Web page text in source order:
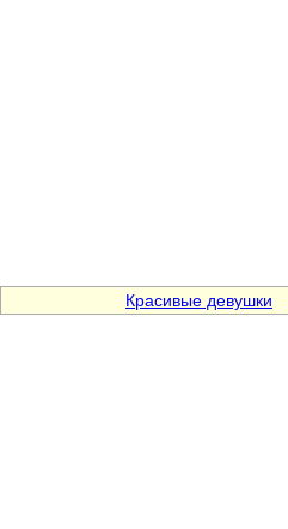
Красивые девушки